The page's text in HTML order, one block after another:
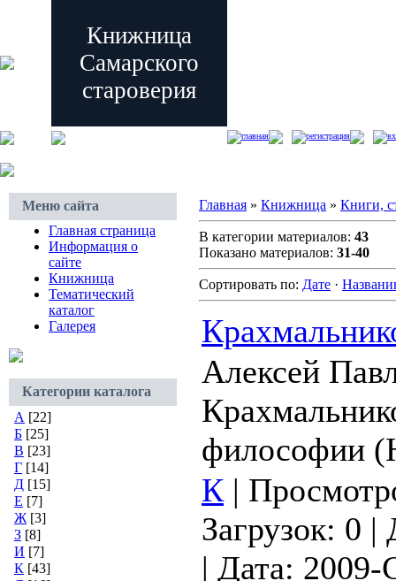
Книжница
Самарского
староверия
главная регистрация
Меню сайта
Главная страница
Информация о
сайте
Книжница
Тематический
каталог
Галерея
Категории каталога
А [22]
Б [25]
В [23]
Г [14]
Д [15]
Е [7]
Ж [3]
З [8]
И [7]
К [43]
Главная » Книжница » Книги,
В категории материалов: 43
Показано материалов: 31-40
Сортировать по: Дате ·
Алексей
философии
К |
Загрузок: 0 |
| Дата: 2009-